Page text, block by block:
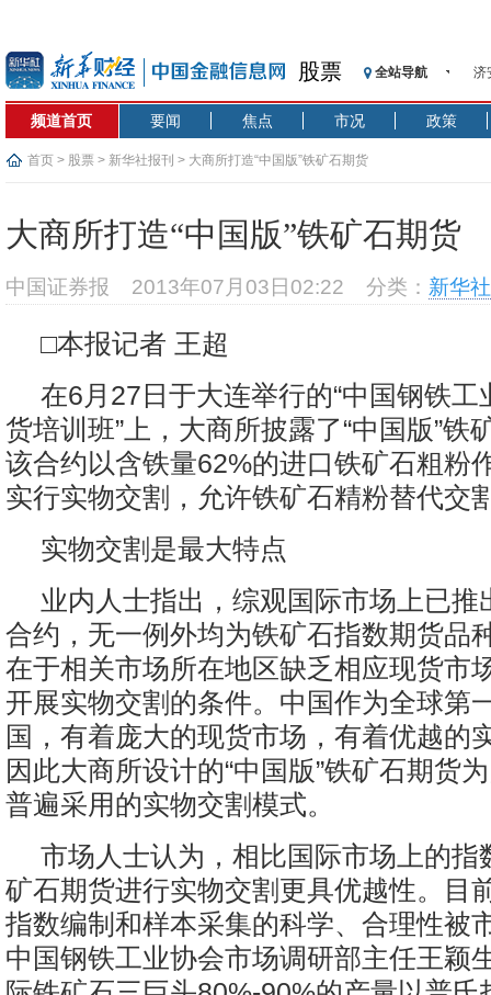
股票 全站导航
济
基
频道首页 要闻 焦点 市况 政策
首页 > 股票 > 新华社报刊 > 大商所打造“中国版”铁矿石期货
大商所打造“中国版”铁矿石期货
中国证券报 2013年07月03日02:22 分类： 新华
□本报记者 王超
在6月27日于大连举行的“中国钢铁工
货培训班”上，大商所披露了“中国版”铁
该合约以含铁量62%的进口铁矿石粗粉
实行实物交割，允许铁矿石精粉替代交
实物交割是最大特点
业内人士指出，综观国际市场上已推
合约，无一例外均为铁矿石指数期货品
在于相关市场所在地区缺乏相应现货市
开展实物交割的条件。中国作为全球第
国，有着庞大的现货市场，有着优越的
因此大商所设计的“中国版”铁矿石期货
普遍采用的实物交割模式。
市场人士认为，相比国际市场上的指
矿石期货进行实物交割更具优越性。目
指数编制和样本采集的科学、合理性被
中国钢铁工业协会市场调研部主任王颖